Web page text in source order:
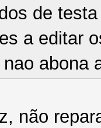
de
a editar
abona
não